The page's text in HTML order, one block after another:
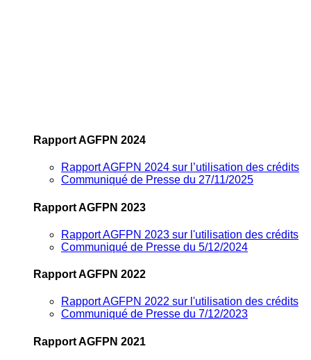
Rapport AGFPN 2024
Rapport AGFPN 2024 sur l’utilisation des crédits
Communiqué de Presse du 27/11/2025
Rapport AGFPN 2023
Rapport AGFPN 2023 sur l'utilisation des crédits
Communiqué de Presse du 5/12/2024
Rapport AGFPN 2022
Rapport AGFPN 2022 sur l'utilisation des crédits
Communiqué de Presse du 7/12/2023
Rapport AGFPN 2021